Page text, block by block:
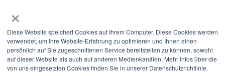
×
Diese Website speichert Cookies auf Ihrem Computer. Diese Cookies werden
verwendet, um Ihre Website-Erfahrung zu optimieren und Ihnen einen
persönlich auf Sie zugeschnittenen Service bereitstellen zu können, sowohl
auf dieser Website als auch auf anderen Medienkanälen. Mehr Infos über die
von uns eingesetzten Cookies finden Sie in unserer Datenschutzrichtlinie.
B2B Website Relaunch
Wir nutzen Cookies, um Ihnen die bestmögliche Nutzung unserer
verbessern. Wir berücksichtigen hierbei Ihre Präferenzen und
verarbeiten Daten für Marketing, Analytics und Personalisierung nur,
wenn Sie uns durch Klicken auf 'Zustimmen und weiter' Ihr
Einverständnis geben. Sie können Ihre Einwilligung jederzeit mit